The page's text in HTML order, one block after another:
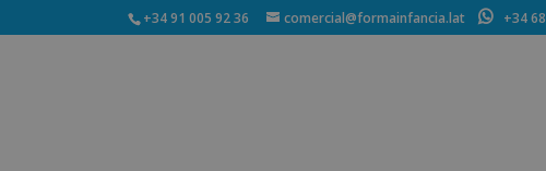
+34 91 005 92 36 comercial@formainfancia.lat +34